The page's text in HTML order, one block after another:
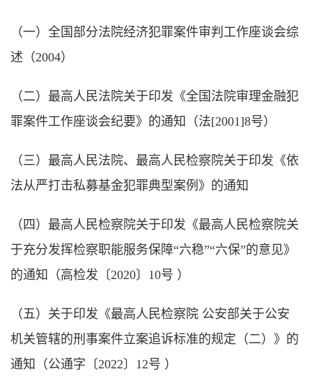
（一）全国部分法院经济犯罪案件审判工作座谈会综
述（2004）
（二）最高人民法院关于印发《全国法院审理金融犯
罪案件工作座谈会纪要》的通知（法[2001]8号）
（三）最高人民法院、最高人民检察院关于印发《依
法从严打击私募基金犯罪典型案例》的通知
（四）最高人民检察院关于印发《最高人民检察院关
于充分发挥检察职能服务保障“六稳”“六保”的意见》
的通知（高检发〔2020〕10号 ）
（五）关于印发《最高人民检察院 公安部关于公安
机关管辖的刑事案件立案追诉标准的规定（二）》的
通知（公通字〔2022〕12号 ）